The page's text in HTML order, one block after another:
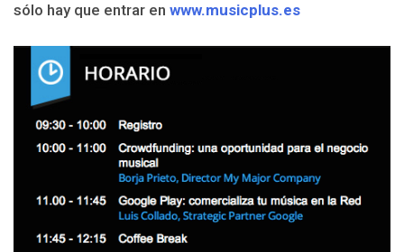
sólo hay que entrar en www.musicplus.es